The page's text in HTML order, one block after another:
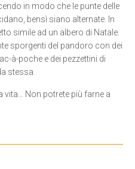
in modo che le punte delle
bensì siano alternate. In
simile ad un albero di Natale.
sporgenti del pandoro con dei
à-poche e dei pezzettini di
stessa.
vita… Non potrete più farne a